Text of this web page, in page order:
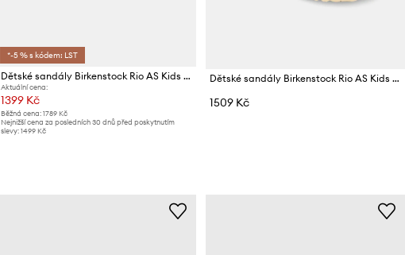
*-5 % s kódem: LST
Dětské sandály Birkenstock Rio AS Kids AS Kids
Aktuální cena:
1399 Kč
Běžná cena: 1789 Kč
Nejnižší cena za posledních 30 dnů před poskytnutím
slevy: 1499 Kč
Dětské sandály Birkenstock Rio AS Kids AS Kids
1509 Kč